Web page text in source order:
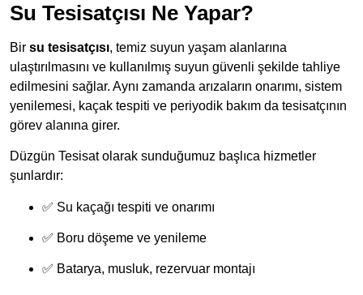
Su Tesisatçısı Ne Yapar?
Bir su tesisatçısı, temiz suyun yaşam alanlarına
ulaştırılmasını ve kullanılmış suyun güvenli şekilde tahliye
edilmesini sağlar. Aynı zamanda arızaların onarımı, sistem
yenilemesi, kaçak tespiti ve periyodik bakım da tesisatçının
görev alanına girer.
Düzgün Tesisat olarak sunduğumuz başlıca hizmetler
şunlardır:
✅ Su kaçağı tespiti ve onarımı
✅ Boru döşeme ve yenileme
✅ Batarya, musluk, rezervuar montajı